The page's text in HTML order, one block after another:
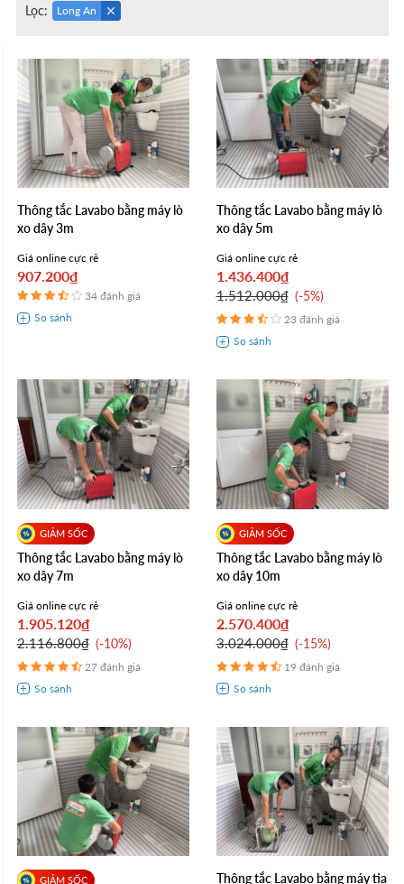
Lọc: Long An
Thông tắc Lavabo bằng máy lò
xo dây 3m
Giá online cực rẻ
907.200₫
34 đánh giá
Thông tắc Lavabo bằng máy lò
xo dây 5m
Giá online cực rẻ
1.436.400₫
1.512.000₫ -5%
23 đánh giá
Thông tắc Lavabo bằng máy lò
xo dây 7m
Giá online cực rẻ
1.905.120₫
2.116.800₫ -10%
27 đánh giá
Thông tắc Lavabo bằng máy lò
xo dây 10m
Giá online cực rẻ
2.570.400₫
3.024.000₫ -15%
19 đánh giá
Thông tắc Lavabo bằng máy tia